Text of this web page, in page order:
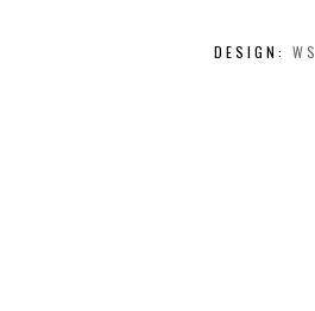
DESIGN: WS